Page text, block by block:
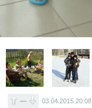
— 03.04.201520:08